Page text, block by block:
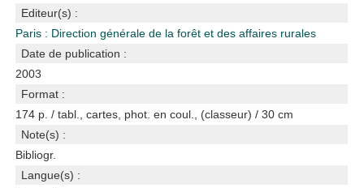
Editeur(s) :
Paris : Direction générale de la forêt et des affaires rurales
Date de publication :
2003
Format :
174 p. / tabl., cartes, phot. en coul., (classeur) / 30 cm
Note(s) :
Bibliogr.
Langue(s) :